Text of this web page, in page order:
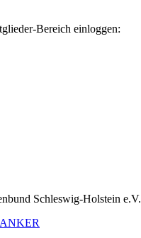
Bereich einloggen:
Schleswig-Holstein e.V.